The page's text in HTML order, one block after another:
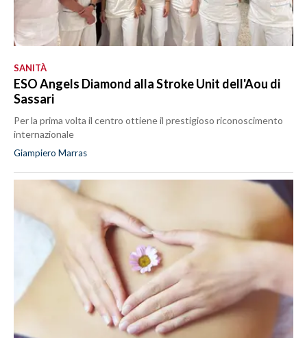
SANITÀ
ESO Angels Diamond alla Stroke Unit dell'Aou di
Sassari
Per la prima volta il centro ottiene il prestigioso riconoscimento
internazionale
Giampiero Marras